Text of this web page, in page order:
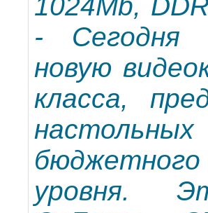
- Сегодня
новую
класса,